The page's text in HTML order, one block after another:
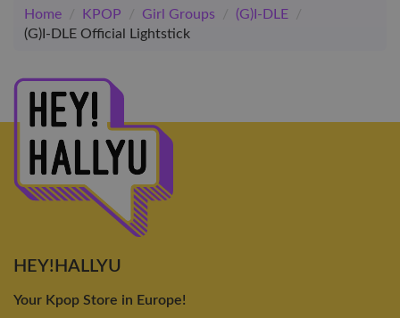
Home / KPOP / Girl Groups / (G)I-DLE
/
(G)I-DLE Official Lightstick
HEY!HALLYU
Your Kpop Store in Europe!